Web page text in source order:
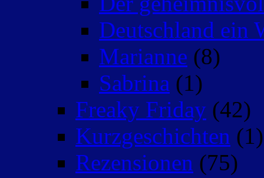
Deutschland ein
Marianne (8)
Sabrina (1)
Freaky Friday (42)
Kurzgeschichten (1)
Rezensionen (75)